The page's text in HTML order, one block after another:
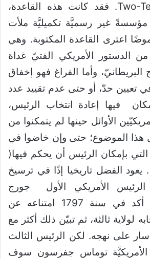
Two-Term Presidency. فقد كانت هذه القاعدة،
مؤسسةً غير رسميَّة تكميليَّة ملأت
اعترى القاعدة المكتوبة. وهي
من الدستور الأمريكي الفتيّ غداة
البريطانيّ، وأما الفراغ فهو إخفاق
تعيين حدّ، أو حتى عدم تقييد عدد
فيها إعادة انتخاب الرئيس،
الأوائل حينها لم يتمكنوا من
الموضوع؛ حتى وإن خاضوا في
بإمكان الرئيس أن يحكم فيها(
الفضل تاريخيا إذًا في ترسيخ
الرئيس الأمريكي الأول جورج
واشنطن، بحيث أكد في سنة 1797 امتناعه عن
لولاية ثالثة، ثم تبيّن ذلك أكثر مع
سار على نهجه. لكن الرئيس الثالث
الأمريكيَّة توماس جفرسون سوف